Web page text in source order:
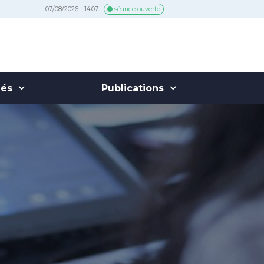
07/08/2026 - 14:07 séance ouverte
Publications